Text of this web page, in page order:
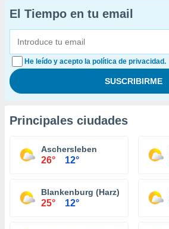
El Tiempo en tu email
He leído y acepto la política de privacidad.
Principales ciudades
Aschersleben
26° 12°
Blankenburg (Harz)
25° 12°